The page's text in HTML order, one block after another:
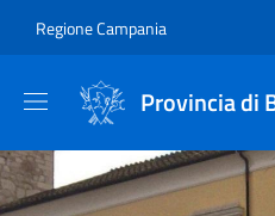
Regione Campania
Provincia di
Provincia di